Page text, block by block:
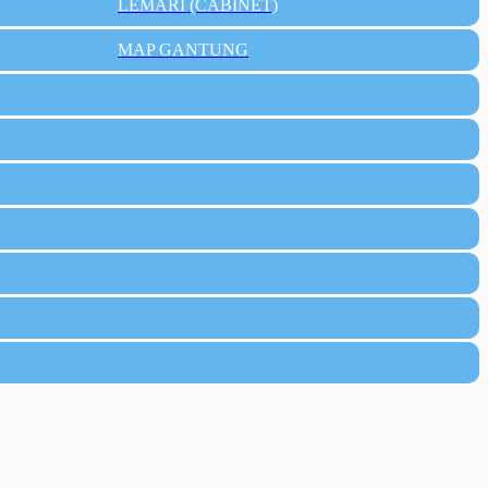
LEMARI (CABINET)
MAP GANTUNG